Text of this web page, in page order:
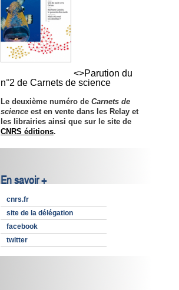
<>Parution du
n°2 de Carnets de science
Le deuxième numéro de Carnets de
science est en vente dans les Relay et
les librairies ainsi que sur le site de
CNRS éditions.
En savoir +
cnrs.fr
site de la délégation
facebook
twitter